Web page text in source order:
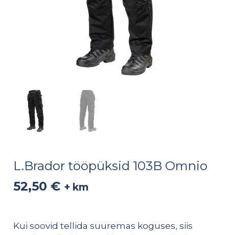
L.Brador tööpüksid 103B Omnio
52,50€ + km
Kui soovid tellida suuremas koguses, siis